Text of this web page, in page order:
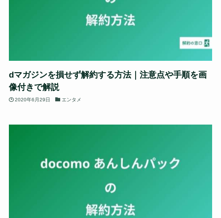
dマガジンを損せず解約する方法｜注意点や手順を画
像付きで解説
2020年6月29日 エンタメ